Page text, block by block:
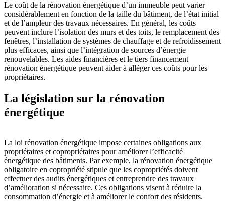
Le coût de la rénovation énergétique d’un immeuble peut varier
considérablement en fonction de la taille du bâtiment, de l’état initial
et de l’ampleur des travaux nécessaires. En général, les coûts
peuvent inclure l’isolation des murs et des toits, le remplacement des
fenêtres, l’installation de systèmes de chauffage et de refroidissement
plus efficaces, ainsi que l’intégration de sources d’énergie
renouvelables. Les aides financières et le tiers financement
rénovation énergétique peuvent aider à alléger ces coûts pour les
propriétaires.
La législation sur la rénovation
énergétique
La loi rénovation énergétique impose certaines obligations aux
propriétaires et copropriétaires pour améliorer l’efficacité
énergétique des bâtiments. Par exemple, la rénovation énergétique
obligatoire en copropriété stipule que les copropriétés doivent
effectuer des audits énergétiques et entreprendre des travaux
d’amélioration si nécessaire. Ces obligations visent à réduire la
consommation d’énergie et à améliorer le confort des résidents.